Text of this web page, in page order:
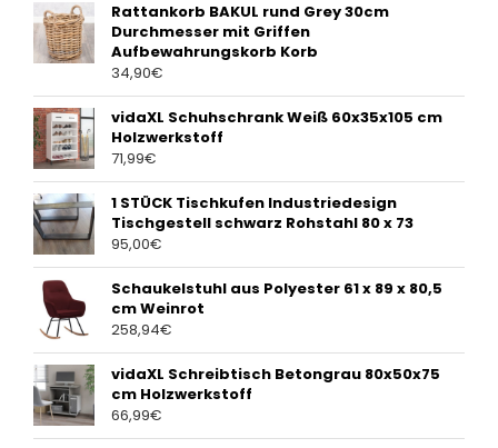
Rattankorb BAKUL rund Grey 30cm
Durchmesser mit Griffen
Aufbewahrungskorb Korb
34,90€
vidaXL Schuhschrank Weiß 60x35x105 cm
Holzwerkstoff
71,99€
1 STÜCK Tischkufen Industriedesign
Tischgestell schwarz Rohstahl 80 x 73
95,00€
Schaukelstuhl aus Polyester 61 x 89 x 80,5
cm Weinrot
258,94€
vidaXL Schreibtisch Betongrau 80x50x75
cm Holzwerkstoff
66,99€